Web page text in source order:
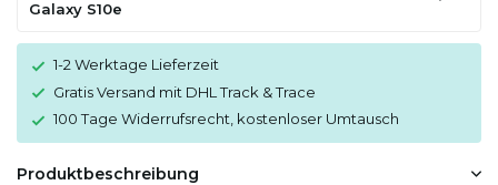
Galaxy S10e
1-2 Werktage Lieferzeit
Gratis Versand mit DHL Track & Trace
100 Tage Widerrufsrecht, kostenloser Umtausch
Produktbeschreibung